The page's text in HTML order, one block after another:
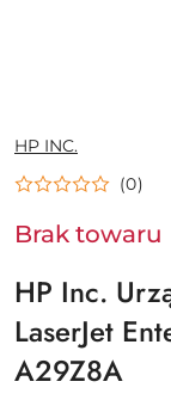
NAZWA
PRODUCENTA:
HP INC.
(0)
Brak towaru
HP Inc.
LaserJet
A29Z8A